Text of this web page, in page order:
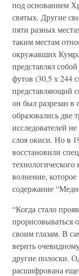
под основанием
святых. Другие
пяти разных
таким местам
окружавших
представлял
футов (30,5 х 244
представляющий
он был разрезан в
образовались две
исследователей
слоя окиси. Но в
восстановили
волнение,
содержание
“Когда стало
прорисовываться
своим глазам. В
верить
другие полоски.
расшифрована еще